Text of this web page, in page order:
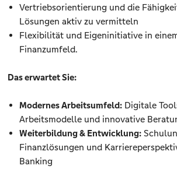
Vertriebsorientierung und die
Lösungen aktiv zu vermitteln
Flexibilität und Eigeninitiative in
Finanzumfeld.
Das erwartet Sie:
Modernes Arbeitsumfeld: Digitale
Arbeitsmodelle und innovative
Weiterbildung & Entwicklung:
Finanzlösungen und
Banking